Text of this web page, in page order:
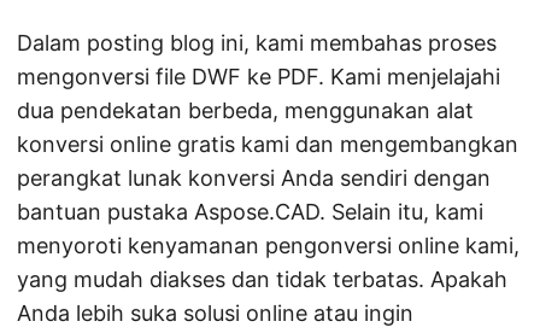
Dalam posting blog ini, kami membahas proses
mengonversi file DWF ke PDF. Kami menjelajahi
dua pendekatan berbeda, menggunakan alat
konversi online gratis kami dan mengembangkan
perangkat lunak konversi Anda sendiri dengan
bantuan pustaka Aspose.CAD. Selain itu, kami
menyoroti kenyamanan pengonversi online kami,
yang mudah diakses dan tidak terbatas. Apakah
Anda lebih suka solusi online atau ingin